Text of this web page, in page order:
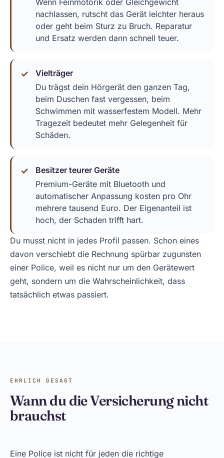
Wenn Feinmotorik oder Gleichgewicht
nachlassen, rutscht das Gerät leichter heraus
oder geht beim Sturz zu Bruch. Reparatur
und Ersatz werden dann schnell teuer.
Vielträger
Du trägst dein Hörgerät den ganzen Tag,
beim Duschen fast vergessen, beim
Schwimmen mit wasserfestem Modell. Mehr
Tragezeit bedeutet mehr Gelegenheit für
Schäden.
Besitzer teurer Geräte
Premium-Geräte mit Bluetooth und
automatischer Anpassung kosten pro Ohr
mehrere tausend Euro. Der Eigenanteil ist
hoch, der Schaden trifft hart.
Du musst nicht in jedes Profil passen. Schon eines
davon verschiebt die Rechnung spürbar zugunsten
einer Police, weil es nicht nur um den Gerätewert
geht, sondern um die Wahrscheinlichkeit, dass
tatsächlich etwas passiert.
EHRLICH GESAGT
Wann du die Versicherung nicht
brauchst
Eine Police ist nicht für jeden die richtige